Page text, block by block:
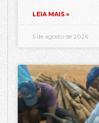
LEIA MAIS »
5 de agosto de 2026